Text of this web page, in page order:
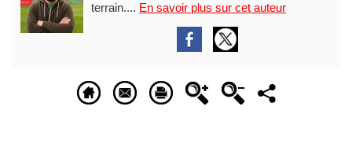
terrain.... En savoir plus sur cet auteur